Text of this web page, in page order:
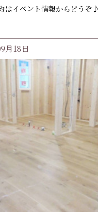
はイベント情報からどうぞ♪
月18日